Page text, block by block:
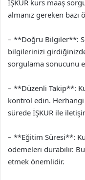
İŞKUR kurs maaş
almanız gereken
– **Doğru Bilgiler**:
bilgilerinizi
sorgulama sonucunu
– **Düzenli Takip**:
kontrol edin. Herhangi
sürede İŞKUR ile
– **Eğitim Süresi**:
ödemeleri durabilir.
etmek önemlidir.